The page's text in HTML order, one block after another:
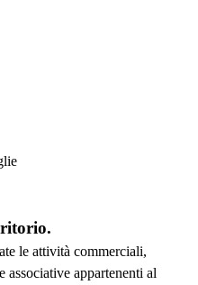
le attività commerciali,
appartenenti al